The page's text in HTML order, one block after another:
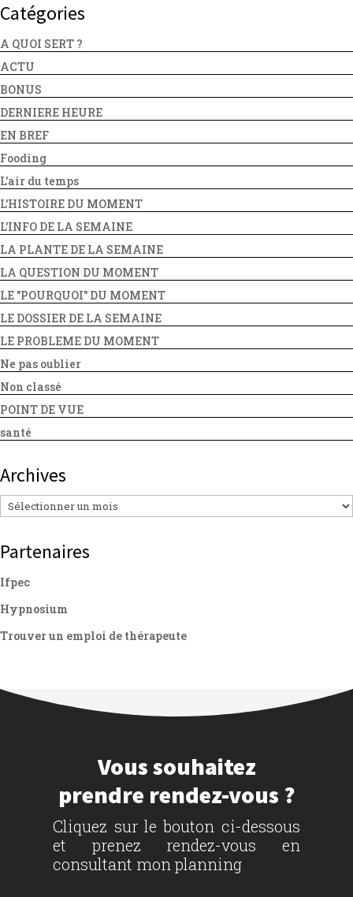
Catégories
A QUOI SERT ?
ACTU
BONUS
DERNIERE HEURE
EN BREF
Fooding
L'air du temps
L'HISTOIRE DU MOMENT
L'INFO DE LA SEMAINE
LA PLANTE DE LA SEMAINE
LA QUESTION DU MOMENT
LE "POURQUOI" DU MOMENT
LE DOSSIER DE LA SEMAINE
LE PROBLEME DU MOMENT
Ne pas oublier
Non classé
POINT DE VUE
santé
Archives
Archives
Partenaires
Ifpec
Hypnosium
Trouver un emploi de thérapeute
Vous souhaitez
prendre rendez-vous ?
Cliquez sur le bouton ci-dessous
et prenez rendez-vous en
consultant mon planning